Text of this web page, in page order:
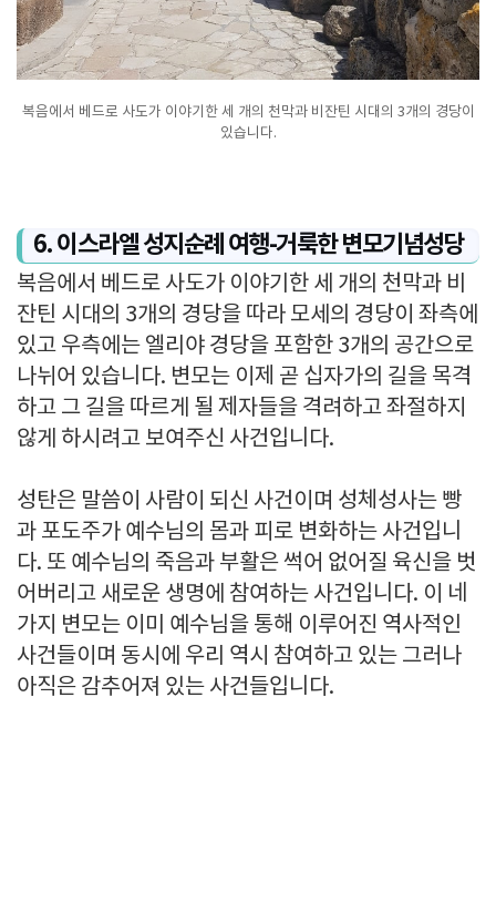
복음에서 베드로 사도가 이야기한 세 개의 천막과 비잔틴 시대의 3개의 경당이
있습니다.
6. 이스라엘 성지순례 여행-거룩한 변모기념성당
복음에서 베드로 사도가 이야기한 세 개의 천막과 비
잔틴 시대의 3개의 경당을 따라 모세의 경당이 좌측에
있고 우측에는 엘리야 경당을 포함한 3개의 공간으로
나뉘어 있습니다. 변모는 이제 곧 십자가의 길을 목격
하고 그 길을 따르게 될 제자들을 격려하고 좌절하지
않게 하시려고 보여주신 사건입니다.
성탄은 말씀이 사람이 되신 사건이며 성체성사는 빵
과 포도주가 예수님의 몸과 피로 변화하는 사건입니
다. 또 예수님의 죽음과 부활은 썩어 없어질 육신을 벗
어버리고 새로운 생명에 참여하는 사건입니다. 이 네
가지 변모는 이미 예수님을 통해 이루어진 역사적인
사건들이며 동시에 우리 역시 참여하고 있는 그러나
아직은 감추어져 있는 사건들입니다.